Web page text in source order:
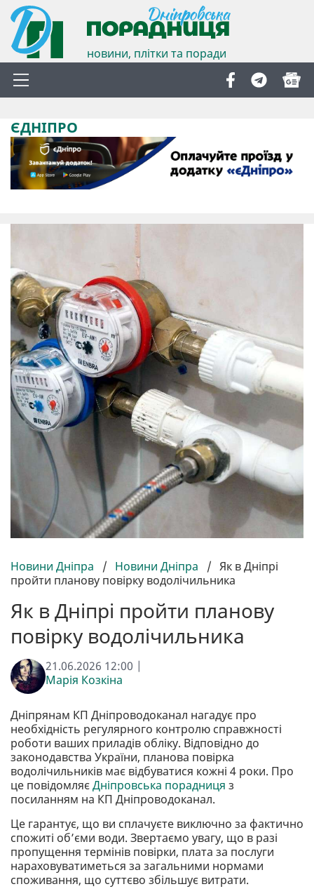
новини, плітки та поради
ЄДНІПРО
Новини Дніпра / Новини Дніпра / Як в Дніпрі
пройти планову повірку водолічильника
Як в Дніпрі пройти планову
повірку водолічильника
21.06.2026 12:00 |
Марія Козкіна
Дніпрянам КП Дніпроводоканал нагадує про
необхідність регулярного контролю справжності
роботи ваших приладів обліку. Відповідно до
законодавства України, планова повірка
водолічильників має відбуватися кожні 4 роки. Про
це повідомляєДніпровська порадниця з
посиланням на КП Дніпроводоканал.
Це гарантує, що ви сплачуєте виключно за фактично
спожиті об’єми води. Звертаємо увагу, що в разі
пропущення термінів повірки, плата за послуги
нараховуватиметься за загальними нормами
споживання, що суттєво збільшує витрати.